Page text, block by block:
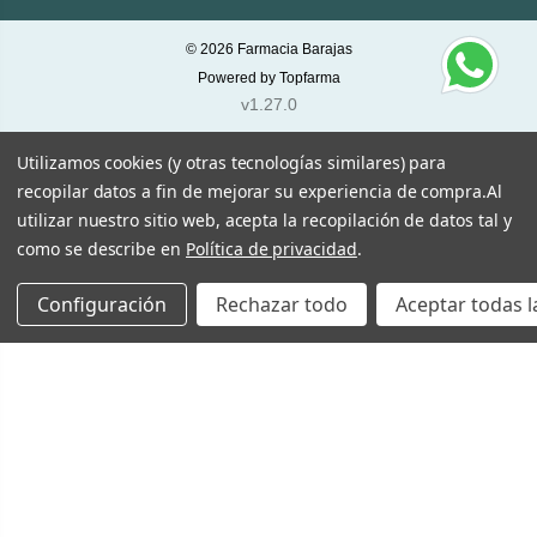
© 2026 Farmacia Barajas
Powered by Topfarma
v1.27.0
Utilizamos cookies (y otras tecnologías similares) para
recopilar datos a fin de mejorar su experiencia de compra.Al
utilizar nuestro sitio web, acepta la recopilación de datos tal y
como se describe en Política de privacidad.
Configuración Rechazar todo Aceptar todas